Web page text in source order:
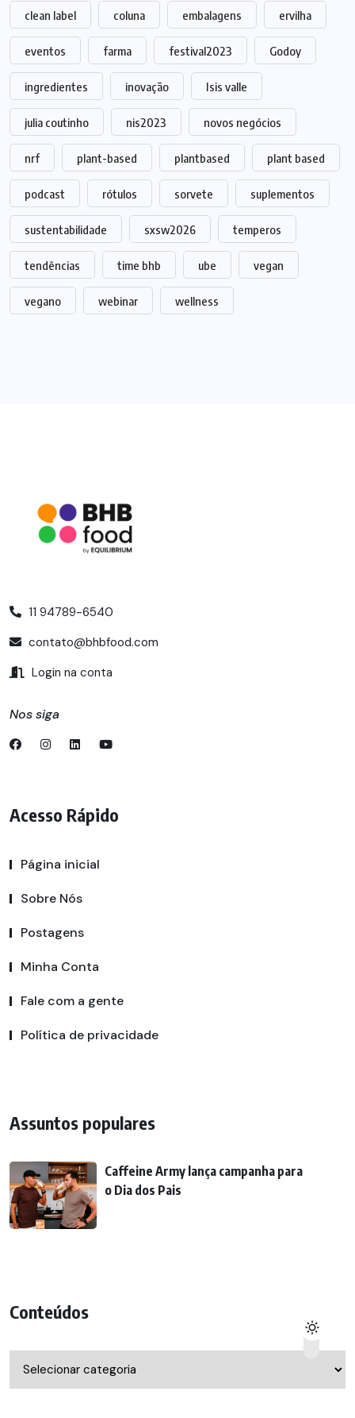
clean label coluna embalagens ervilha
eventos farma festival2023 Godoy
ingredientes inovação Isis valle
julia coutinho nis2023 novos negócios
nrf plant-based plantbased plant based
podcast rótulos sorvete suplementos
sustentabilidade sxsw2026 temperos
tendências time bhb ube vegan
vegano webinar wellness
11 94789-6540
contato@bhbfood.com
Login na conta
Nos siga
Acesso Rápido
Página inicial
Sobre Nós
Postagens
Minha Conta
Fale com a gente
Política de privacidade
Assuntos populares
Caffeine Army lança campanha para
o Dia dos Pais
Conteúdos
Conteúdos